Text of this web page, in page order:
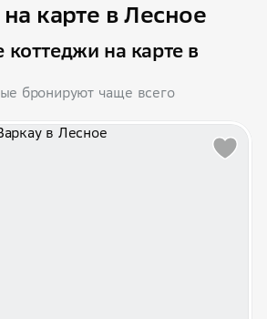
карте в Лесное
на карте в
бронируют чаще всего